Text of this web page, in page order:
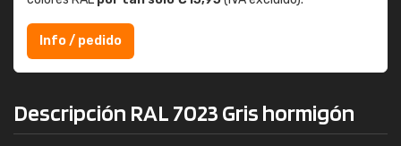
Info / pedido
Descripción RAL 7023 Gris hormigón